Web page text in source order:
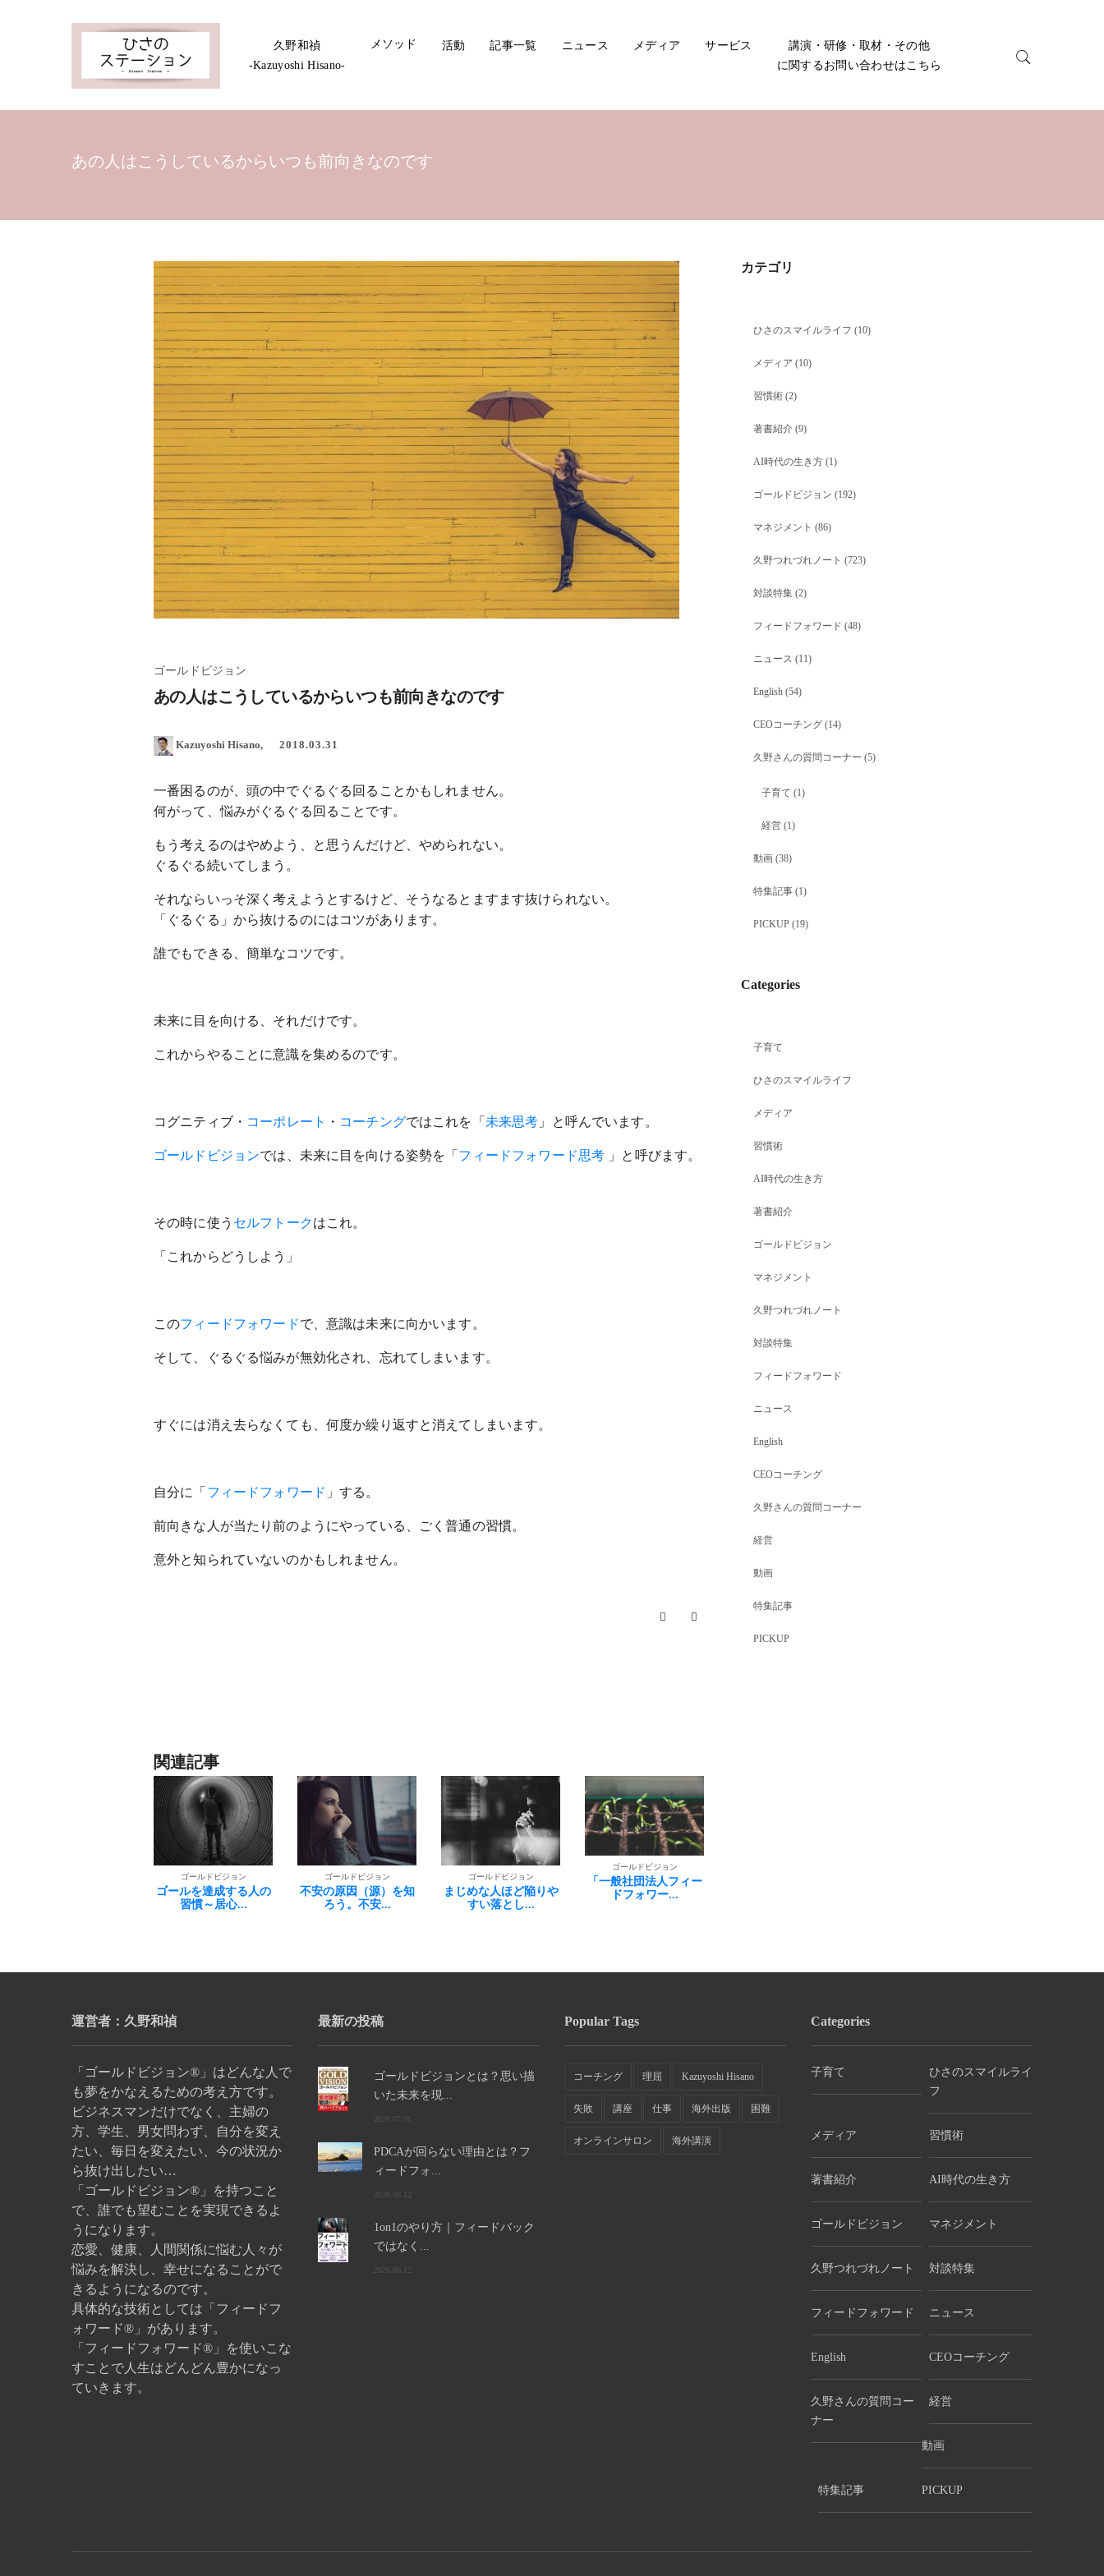
久野和禎
-Kazuyoshi Hisano-
メソッド 活動 記事一覧 ニュース メディア サービス
講演・研修・取材・その他
に関するお問い合わせはこちら
あの人はこうしているからいつも前向きなのです
ゴールドビジョン
あの人はこうしているからいつも前向きなのです
Kazuyoshi Hisano 2018.03.31
一番困るのが、頭の中でぐるぐる回ることかもしれません。
何がって、悩みがぐるぐる回ることです。
もう考えるのはやめよう、と思うんだけど、やめられない。
ぐるぐる続いてしまう。
それならいっそ深く考えようとするけど、そうなるとますます抜けられない。
「ぐるぐる」から抜けるのにはコツがあります。
誰でもできる、簡単なコツです。
未来に目を向ける、それだけです。
これからやることに意識を集めるのです。
コグニティブ・ コーポレート ・ コーチングではこれを「 未来思考 」と呼んでいます。
ゴールドビジョンでは、未来に目を向ける姿勢を「 フィードフォワード思考 」と呼びます。
その時に使う セルフトークはこれ。
「これからどうしよう」
このフィードフォワードで、意識は未来に向かいます。
そして、ぐるぐる悩みが無効化され、忘れてしまいます。
すぐには消え去らなくても、何度か繰り返すと消えてしまいます。
自分に「 フィードフォワード 」する。
前向きな人が当たり前のようにやっている、ごく普通の習慣。
意外と知られていないのかもしれません。
関連記事
ゴールドビジョン
不安の原因（源）を知
ろう。不安...
ゴールドビジョン
まじめな人ほど陥りや
すい落とし...
ゴールドビジョン
「一般社団法人フィー
ドフォワー...
ゴールドビジョン
未来を先に考える
カテゴリ
ひさのスマイルライフ (10)
メディア (10)
習慣術 (2)
著書紹介 (9)
AI時代の生き方 (1)
ゴールドビジョン (192)
マネジメント (86)
久野つれづれノート (723)
対談特集 (2)
フィードフォワード (48)
ニュース (11)
English (54)
CEOコーチング (14)
久野さんの質問コーナー (5)
子育て (1)
経営 (1)
動画 (38)
特集記事 (1)
PICKUP (19)
Categories
子育て
ひさのスマイルライフ
メディア
習慣術
AI時代の生き方
著書紹介
ゴールドビジョン
マネジメント
久野つれづれノート
対談特集
フィードフォワード
ニュース
English
CEOコーチング
久野さんの質問コーナー
経営
動画
特集記事
PICKUP
運営者：久野和禎
「ゴールドビジョン®」はどんな人で
も夢をかなえるための考え方です。
ビジネスマンだけでなく、主婦の
方、学生、男女問わず、自分を変え
たい、毎日を変えたい、今の状況か
ら抜け出したい…
「ゴールドビジョン®」を持つこと
で、誰でも望むことを実現できるよ
うになります。
恋愛、健康、人間関係に悩む人々が
悩みを解決し、幸せになることがで
きるようになるのです。
具体的な技術としては「フィードフ
ォワード®」があります。
「フィードフォワード®」を使いこな
すことで人生はどんどん豊かになっ
ていきます。
最新の投稿
ゴールドビジョンとは？思い描
いた未来を現...
2026.07.01
PDCAが回らない理由とは？フ
ィードフォ...
2026.06.12
1on1のやり方｜フィードバック
ではなく...
2026.06.12
Popular Tags
コーチング 理屈 Kazuyoshi Hisano
失敗 講座 仕事 海外出版 困難
オンラインサロン 海外講演
Categories
子育て
ひさのスマイルライ
フ
メディア 習慣術
著書紹介 AI時代の生き方
ゴールドビジョン マネジメント
久野つれづれノート 対談特集
フィードフォワード ニュース
English CEOコーチング
久野さんの質問コー
ナー
経営
動画
特集記事 PICKUP